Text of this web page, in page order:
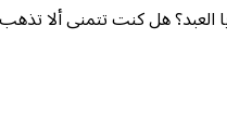
العبد؟ هل كنت تتمنى